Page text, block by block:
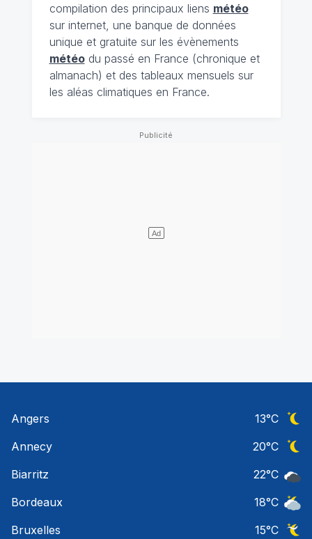
compilation des principaux liens météo
sur internet, une banque de données
unique et gratuite sur les évènements
météodu passé en France (chronique et
almanach) et des tableaux mensuels sur
les aléas climatiques en France.
Angers 13°C
Annecy
20°C
Biarritz
22°C
Bordeaux
18°C
Bruxelles
15°C